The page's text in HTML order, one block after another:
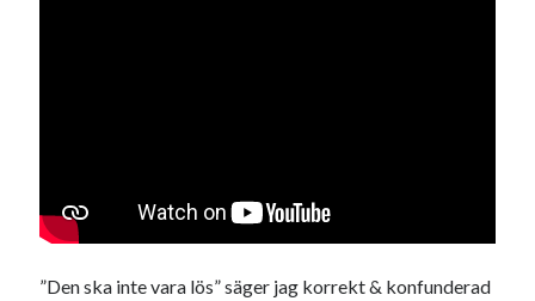
”Den ska inte vara lös” säger jag korrekt & konfunderad